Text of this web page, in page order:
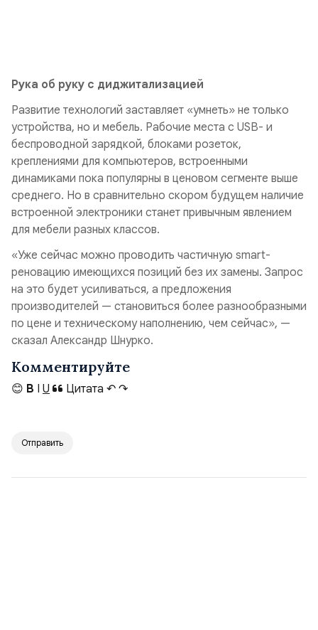
Рука об руку с диджитализацией
Развитие технологий заставляет «умнеть» не только
устройства, но и мебель. Рабочие места с USB- и
беспроводной зарядкой, блоками розеток,
креплениями для компьютеров, встроенными
динамиками пока популярны в ценовом сегменте выше
среднего. Но в сравнительно скором будущем наличие
встроенной электроники станет привычным явлением
для мебели разных классов.
«Уже сейчас можно проводить частичную smart-
реновацию имеющихся позиций без их замены. Запрос
на это будет усиливаться, а предложения
производителей — становиться более разнообразными
по цене и техническому наполнению, чем сейчас», —
сказал Александр Шнурко.
Комментируйте
😊 B I U Цитата ↶ ↷
Отправить